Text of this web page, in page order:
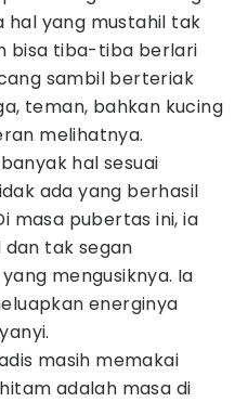
hal yang mustahil tak
bisa tiba-tiba berlari
sambil berteriak
teman, bahkan kucing
melihatnya.
hal sesuai
ada yang berhasil
masa pubertas ini, ia
dan tak segan
mengusiknya. Ia
energinya
masih memakai
adalah masa di